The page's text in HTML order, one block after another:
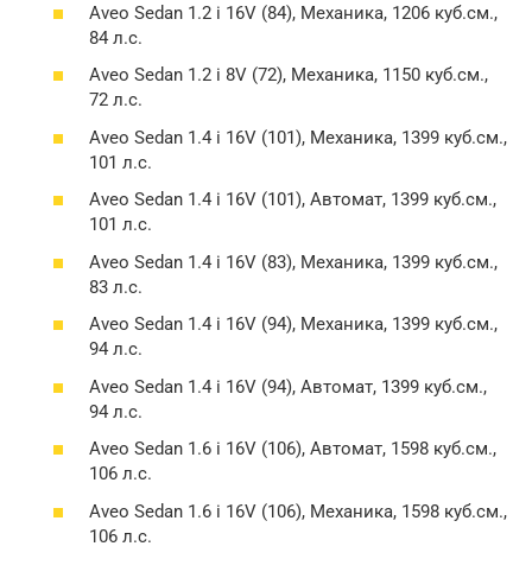
Aveo Sedan 1.2 i 16V (84), Механика, 1206 куб.см.,
84 л.с.
Aveo Sedan 1.2 i 8V (72), Механика, 1150 куб.см.,
72 л.с.
Aveo Sedan 1.4 i 16V (101), Механика, 1399 куб.см.,
101 л.с.
Aveo Sedan 1.4 i 16V (101), Автомат, 1399 куб.см.,
101 л.с.
Aveo Sedan 1.4 i 16V (83), Механика, 1399 куб.см.,
83 л.с.
Aveo Sedan 1.4 i 16V (94), Механика, 1399 куб.см.,
94 л.с.
Aveo Sedan 1.4 i 16V (94), Автомат, 1399 куб.см.,
94 л.с.
Aveo Sedan 1.6 i 16V (106), Автомат, 1598 куб.см.,
106 л.с.
Aveo Sedan 1.6 i 16V (106), Механика, 1598 куб.см.,
106 л.с.